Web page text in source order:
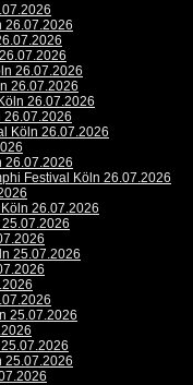
26.07.2026
26.07.2026
26.07.2026
26.07.2026
26.07.2026
Köln 26.07.2026
26.07.2026
Festival Köln 26.07.2026
26.07.2026
25.07.2026
25.07.2026
25.07.2026